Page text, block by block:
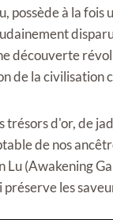
possède à la
découverte
de la civilisation
trésors d'or, de
de nos
Lu (Awakening
les